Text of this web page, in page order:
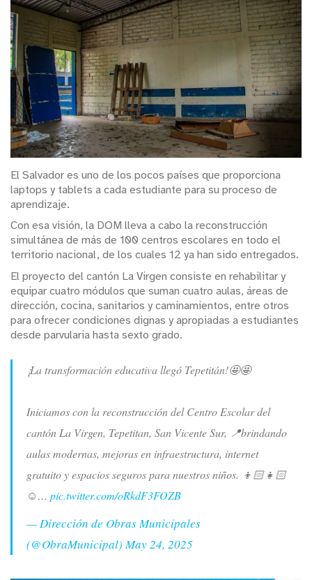
El Salvador es uno de los pocos países que proporciona
laptops y tablets a cada estudiante para su proceso de
aprendizaje.
Con esa visión, la DOM lleva a cabo la reconstrucción
simultánea de más de 100 centros escolares en todo el
territorio nacional, de los cuales 12 ya han sido entregados.
El proyecto del cantón La Virgen consiste en rehabilitar y
equipar cuatro módulos que suman cuatro aulas, áreas de
dirección, cocina, sanitarios y caminamientos, entre otros
para ofrecer condiciones dignas y apropiadas a estudiantes
desde parvularia hasta sexto grado.
¡La transformación educativa llegó Tepetitán!🤩🤩
Iniciamos con la reconstrucción del Centro Escolar del
cantón La Virgen, Tepetitan, San Vicente Sur, 📍brindando
aulas modernas, mejoras en infraestructura, internet
gratuito y espacios seguros para nuestros niños. 👦🏻👧🏻
☺️… pic.twitter.com/oRkdF3FOZB
— Dirección de Obras Municipales
(@ObraMunicipal) May 24, 2025